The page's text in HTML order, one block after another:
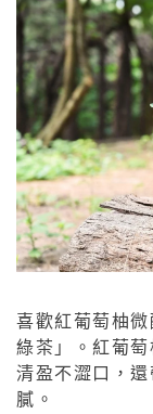
喜歡紅葡萄柚
綠茶」。紅葡
清盈不澀口，
膩。